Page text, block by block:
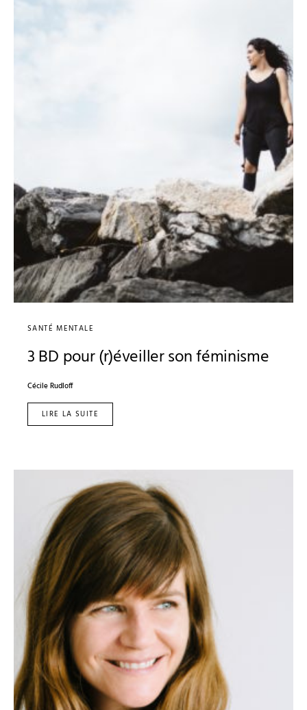
SANTÉ MENTALE
3 BD pour (r)éveiller son féminisme
Cécile Rudloff
LIRE LA SUITE